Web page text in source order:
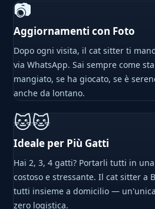
📷
Aggiornamenti con Foto
Dopo ogni visita, il cat sitter ti
via WhatsApp. Sai sempre come
mangiato, se ha giocato, se è
anche da lontano.
🐱🐱
Ideale per Più Gatti
Hai 2, 3, 4 gatti? Portarli tutti in
costoso e stressante. Il cat sitter a
tutti insieme a domicilio —
zero logistica.